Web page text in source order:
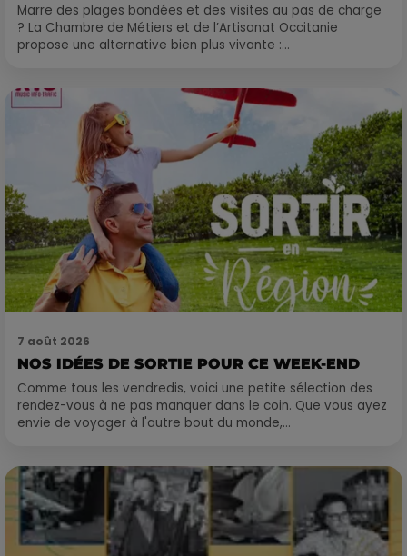
Marre des plages bondées et des visites au pas de charge
? La Chambre de Métiers et de l’Artisanat Occitanie
propose une alternative bien plus vivante :...
7 août 2026
NOS IDÉES DE SORTIE POUR CE WEEK-END
Comme tous les vendredis, voici une petite sélection des
rendez-vous à ne pas manquer dans le coin. Que vous ayez
envie de voyager à l'autre bout du monde,...